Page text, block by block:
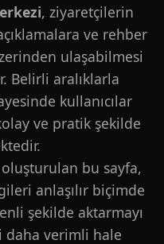
, ziyaretçilerin
ve rehber
ulaşabilmesi
Belirli aralıklarla
kullanıcılar
ve pratik şekilde
oluşturulan bu sayfa,
anlaşılır biçimde
şekilde aktarmayı
daha verimli hale